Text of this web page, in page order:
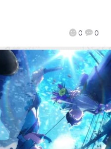
0 0